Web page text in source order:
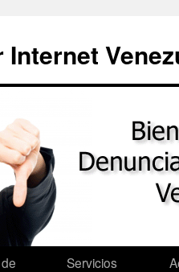
Servicios